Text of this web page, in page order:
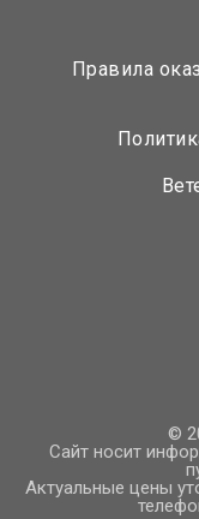
Правила
©
Сайт носит
Актуальные цены